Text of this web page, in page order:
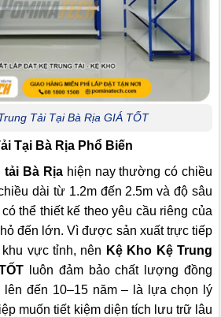
Tải Tại Bà Rịa GIÁ TỐT
Tại Bà Rịa Phổ Biến
tải Bà Rịahiện nay thường có chiều
dài từ 1.2m đến 2.5m và độ sâu
thể thiết kế theo yêu cầu riêng của
đến lớn. Vì được sản xuất trực tiếp
vực tỉnh, nên Kệ Kho Kệ Trung
luôn đảm bảo chất lượng đồng
lên đến 10–15 năm – là lựa chọn lý
muốn tiết kiệm diện tích lưu trữ lâu